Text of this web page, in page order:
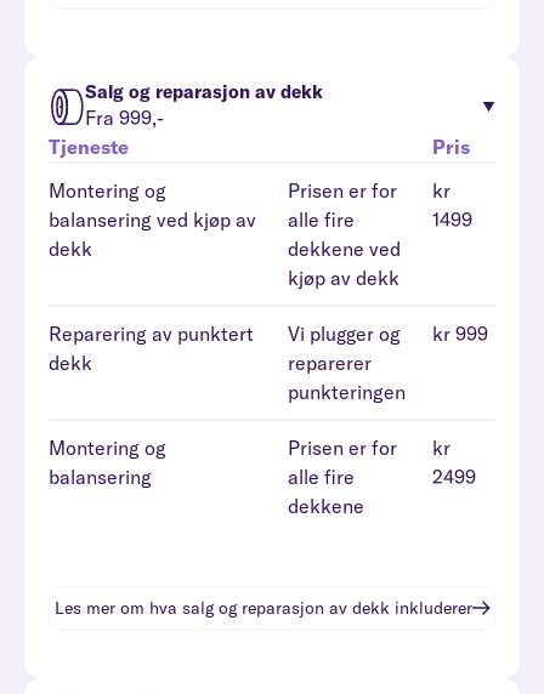
Salg og reparasjon av dekk
Fra 999,-
Tjeneste
Pris
Montering og
balansering ved kjøp av
dekk
Prisen er for
alle fire
dekkene ved
kjøp av dekk
kr
1499
Reparering av punktert
dekk
Vi plugger og
reparerer
punkteringen
kr 999
Montering og
balansering
Prisen er for
alle fire
dekkene
kr
2499
Les mer om hva salg og reparasjon av dekk inkluderer